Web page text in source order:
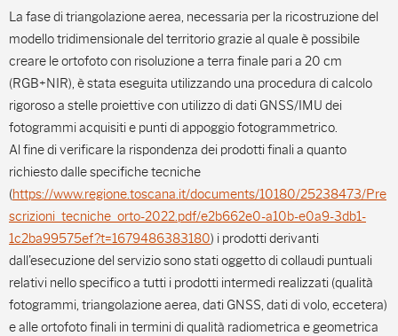
La fase di triangolazione aerea, necessaria per la ricostruzione del
modello tridimensionale del territorio grazie al quale è possibile
creare le ortofoto con risoluzione a terra finale pari a 20 cm
(RGB+NIR), è stata eseguita utilizzando una procedura di calcolo
rigoroso a stelle proiettive con utilizzo di dati GNSS/IMU dei
fotogrammi acquisiti e punti di appoggio fotogrammetrico.
Al fine di verificare la rispondenza dei prodotti finali a quanto
richiesto dalle specifiche tecniche
(https://www.regione.toscana.it/documents/10180/25238473/Pre
scrizioni_tecniche_orto-2022.pdf/e2b662e0-a10b-e0a9-3db1-
1c2ba99575ef?t=1679486383180) i prodotti derivanti
dall’esecuzione del servizio sono stati oggetto di collaudi puntuali
relativi nello specifico a tutti i prodotti intermedi realizzati (qualità
fotogrammi, triangolazione aerea, dati GNSS, dati di volo, eccetera)
e alle ortofoto finali in termini di qualità radiometrica e geometrica